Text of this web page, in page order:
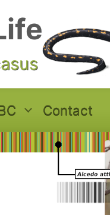
Contact